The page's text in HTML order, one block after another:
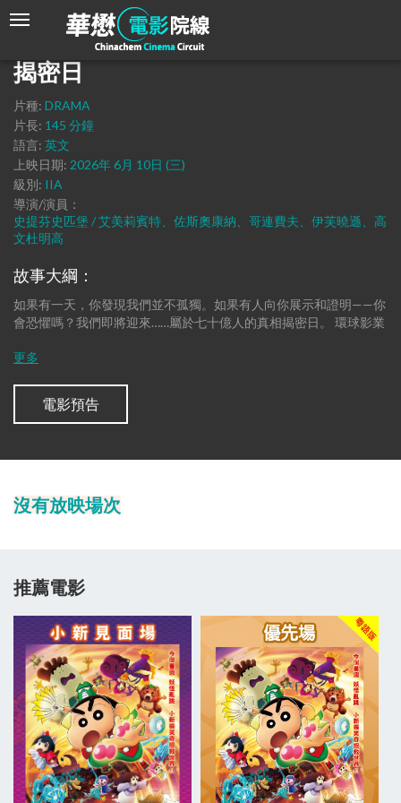
揭密日
片種: DRAMA
片長: 145 分鐘
語言: 英文
上映日期: 2026年 6月 10日 (三)
級別: IIA
導演/演員：
史提芬史匹堡 / 艾美莉賓特、佐斯奧康納、哥連費夫、伊芙曉遜、高
文杜明高
故事大綱：
如果有一天，你發現我們並不孤獨。如果有人向你展示和證明——你
會恐懼嗎？我們即將迎來……屬於七十億人的真相揭密日。 環球影業
電影《揭密日》（Disclosure Day），即將揭開人類文明史上最震撼
演員工會獎得主、奧斯卡金像獎提名者《奧本海默》艾美莉賓特、
艾美獎和金球獎得主《挑戰者》佐斯奧康納、奧斯卡金像獎得主
沒有放映場次
推薦電影